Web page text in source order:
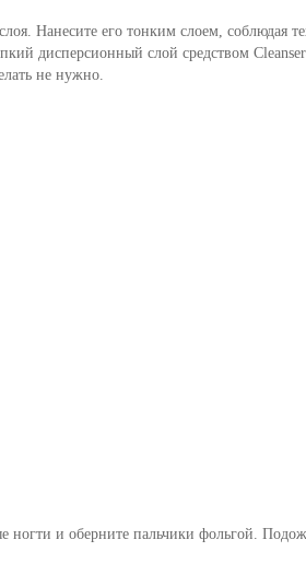
Нанесите его тонким слоем, соблюдая
дисперсионный слой средством
не нужно.
ногти и оберните пальчики фольгой.